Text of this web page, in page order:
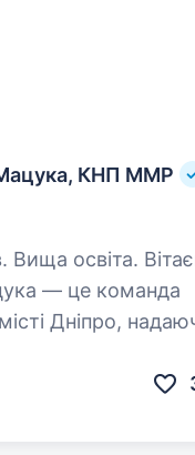
Мацука, КНП ММР
Вітаємо!
— це команда
Дніпро,